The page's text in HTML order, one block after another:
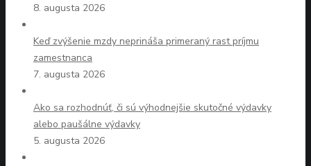
8. augusta 2026
Keď zvýšenie mzdy neprináša primeraný rast príjmu
zamestnanca
7. augusta 2026
Ako sa rozhodnúť, či sú výhodnejšie skutočné výdavky
alebo paušálne výdavky
5. augusta 2026